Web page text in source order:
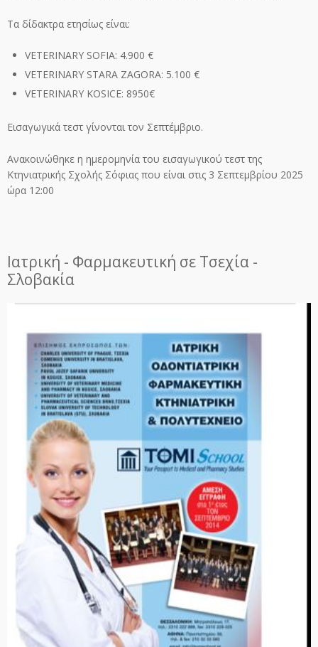
Τα δίδακτρα ετησίως είναι:
VETERINARY SOFIA: 4.900 €
VETERINARY STARA ZAGORA: 5.100 €
VETERINARY KOSICE: 8950€
Εισαγωγικά τεστ γίνονται τον Σεπτέμβριο.
Ανακοινώθηκε η ημερομηνία του εισαγωγικού τεστ της
Κτηνιατρικής Σχολής Σόφιας που είναι στις 3 Σεπτεμβρίου 2025
ώρα 12:00
Ιατρική - Φαρμακευτική σε Τσεχία -
Σλοβακία